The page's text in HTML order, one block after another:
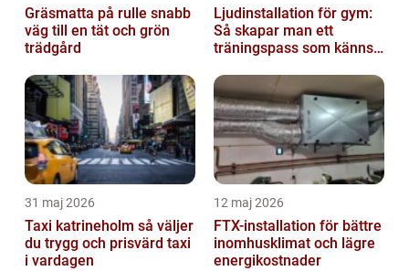
Gräsmatta på rulle snabb
väg till en tät och grön
trädgård
Ljudinstallation för gym:
Så skapar man ett
träningspass som känns i
31 maj 2026
Taxi katrineholm så väljer
du trygg och prisvärd taxi
i vardagen
12 maj 2026
FTX-installation för bättre
inomhusklimat och lägre
energikostnader